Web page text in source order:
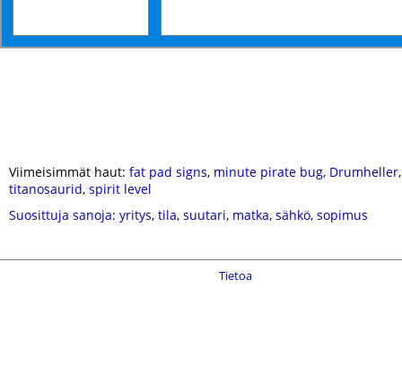
Viimeisimmät haut: fat pad signs, minute pirate bug, Drumheller
titanosaurid, spirit level
Suosittuja sanoja: yritys, tila, suutari, matka, sähkö, sopimus
Tietoa